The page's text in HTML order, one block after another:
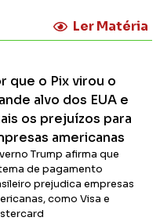
Ler Matéria
que o Pix virou o
alvo dos EUA e
os prejuízos para
americanas
Trump afirma que
de pagamento
prejudica empresas
como Visa e